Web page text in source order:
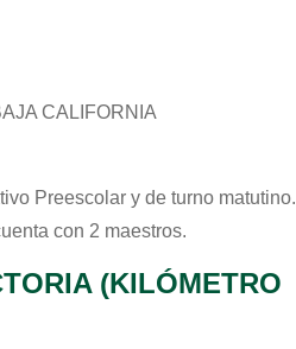
CALIFORNIA
Preescolar y de turno matutino.
con 2 maestros.
(KILÓMETRO